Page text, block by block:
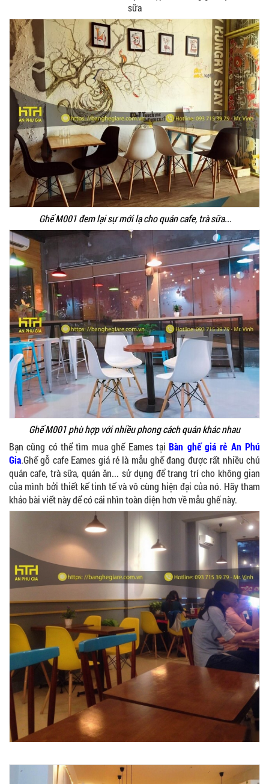
sữa
Ghế M001 đem lại sự mới lạ cho quán cafe, trà sữa...
Ghế M001 phù hợp với nhiều phong cách quán khác nhau
Bạn cũng có thể tìm mua ghế Eames tạiBàn ghế giá rẻ An Phú
Gia.Ghế gỗ cafe Eames giá rẻ là mẫu ghế đang được rất nhiều chủ
quán cafe, trà sữa, quán ăn... sử dụng để trang trí cho không gian
của mình bởi thiết kế tinh tế và vô cùng hiện đại của nó. Hãy tham
khảo bài viết này để có cái nhìn toàn diện hơn về mẫu ghế này.